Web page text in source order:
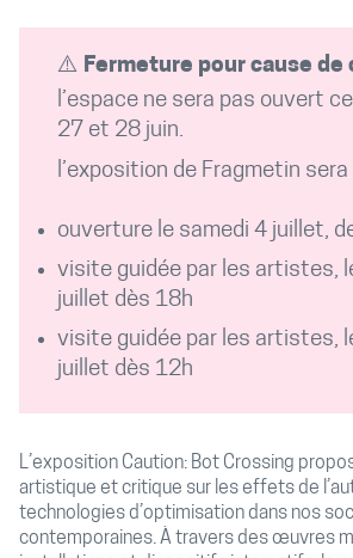
⚠️ Fermeture pour cause de
l’espace ne sera pas ouvert
27 et 28 juin.
l’exposition de Fragmetin sera
ouverture le samedi 4 juillet,
visite guidée par les artistes,
juillet dès 18h
visite guidée par les artistes,
juillet dès 12h
L’exposition Caution: Bot Crossing
artistique et critique sur les effets de
technologies d’optimisation dans nos
contemporaines. À travers des œuvres